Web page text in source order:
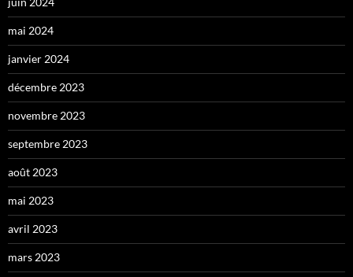
mai 2024
janvier 2024
décembre 2023
novembre 2023
septembre 2023
août 2023
mai 2023
avril 2023
mars 2023